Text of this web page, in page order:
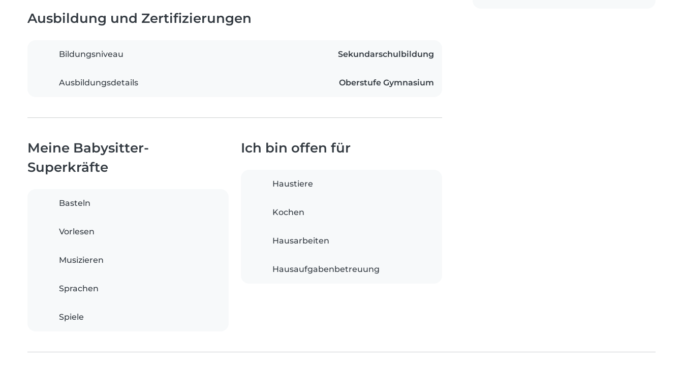
Ausbildung und Zertifizierungen
Bildungsniveau Sekundarschulbildung
Ausbildungsdetails Oberstufe Gymnasium
Meine Babysitter-
Superkräfte
Basteln
Vorlesen
Musizieren
Sprachen
Spiele
Ich bin offen für
Haustiere
Kochen
Hausarbeiten
Hausaufgabenbetreuung